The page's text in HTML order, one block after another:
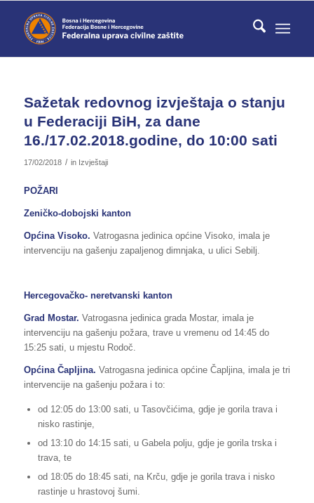
Sažetak redovnog izvještaja o stanju
u Federaciji BiH, za dane
16./17.02.2018.godine, do 10:00 sati
17/02/2018 / in Izvještaji
POŽARI
Zeničko-dobojski kanton
Općina Visoko. Vatrogasna jedinica općine Visoko, imala je
intervenciju na gašenju zapaljenog dimnjaka, u ulici Sebilj.
Hercegovačko- neretvanski kanton
Grad Mostar. Vatrogasna jedinica grada Mostar, imala je
intervenciju na gašenju požara, trave u vremenu od 14:45 do
15:25 sati, u mjestu Rodoč.
Općina Čapljina. Vatrogasna jedinica općine Čapljina, imala je tri
intervencije na gašenju požara i to:
od 12:05 do 13:00 sati, u Tasovčićima, gdje je gorila trava i
nisko rastinje,
od 13:10 do 14:15 sati, u Gabela polju, gdje je gorila trska i
trava, te
od 18:05 do 18:45 sati, na Krču, gdje je gorila trava i nisko
rastinje u hrastovoj šumi.